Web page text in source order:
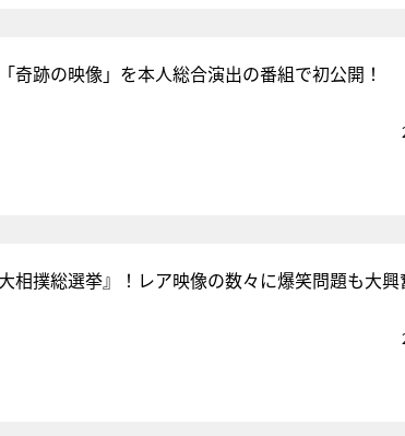
奇跡の映像」を本人総合演出の番組で初公開！
相撲総選挙』！レア映像の数々に爆笑問題も大興